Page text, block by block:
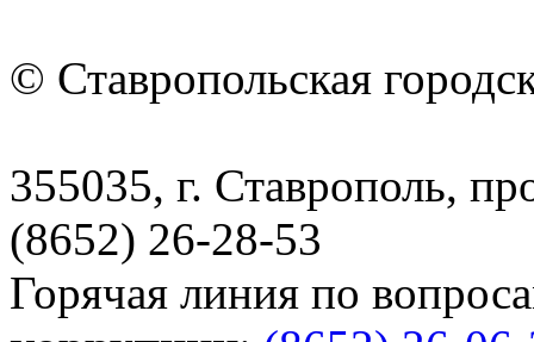
© Ставропольская
355035, г. Ставрополь,
(8652) 26-28-53
Горячая линия по